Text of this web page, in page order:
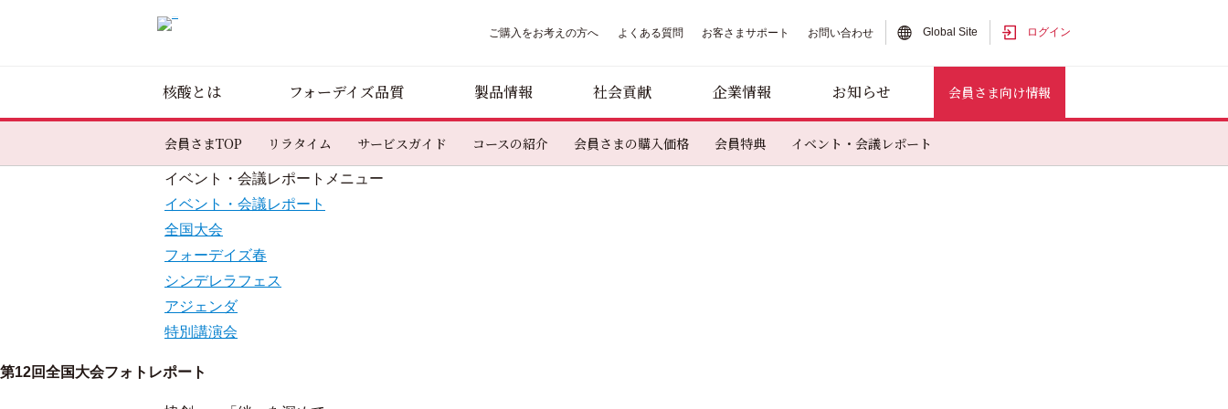
ご購入をお考えの方へ よくある質問 お客さまサポート お問い合わせ Global Site ログイン
核酸とは フォーデイズ品質 製品情報 社会貢献 企業情報 お知らせ 会員さま向け情報
会員さまTOP リラタイム サービスガイド コースの紹介 会員さまの購入価格 会員特典 イベント・会議レポート
イベント・会議レポートメニュー
イベント・会議レポート
全国大会
フォーデイズ春
シンデレラフェス
アジェンダ
特別講演会
第12回全国大会フォトレポート